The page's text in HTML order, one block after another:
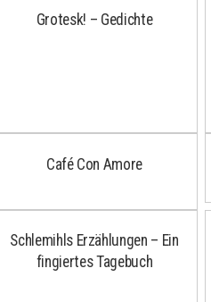
Grotesk! – Gedichte
Café Con Amore
Schlemihls Erzählungen – Ein
fingiertes Tagebuch